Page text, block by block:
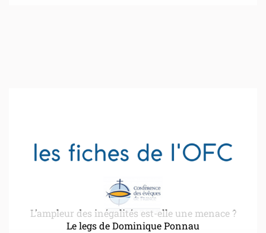
L’ampleur des inégalités est-elle une menace ?
Le legs de Dominique Ponnau